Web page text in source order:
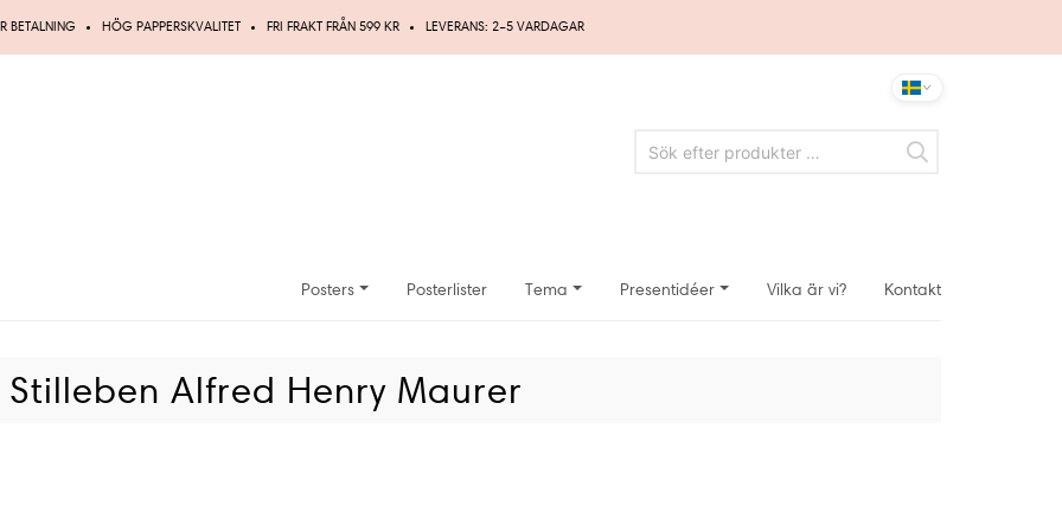
BETALNING HÖG PAPPERSKVALITET FRI FRAKT FRÅN 599 KR LEVERANS: 2–5 VARDAGAR
Posters Posterlister Tema Presentidéer Vilka är vi? Kontakt
Stilleben Alfred Henry Maurer